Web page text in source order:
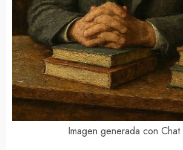
Imagen generada con Chat